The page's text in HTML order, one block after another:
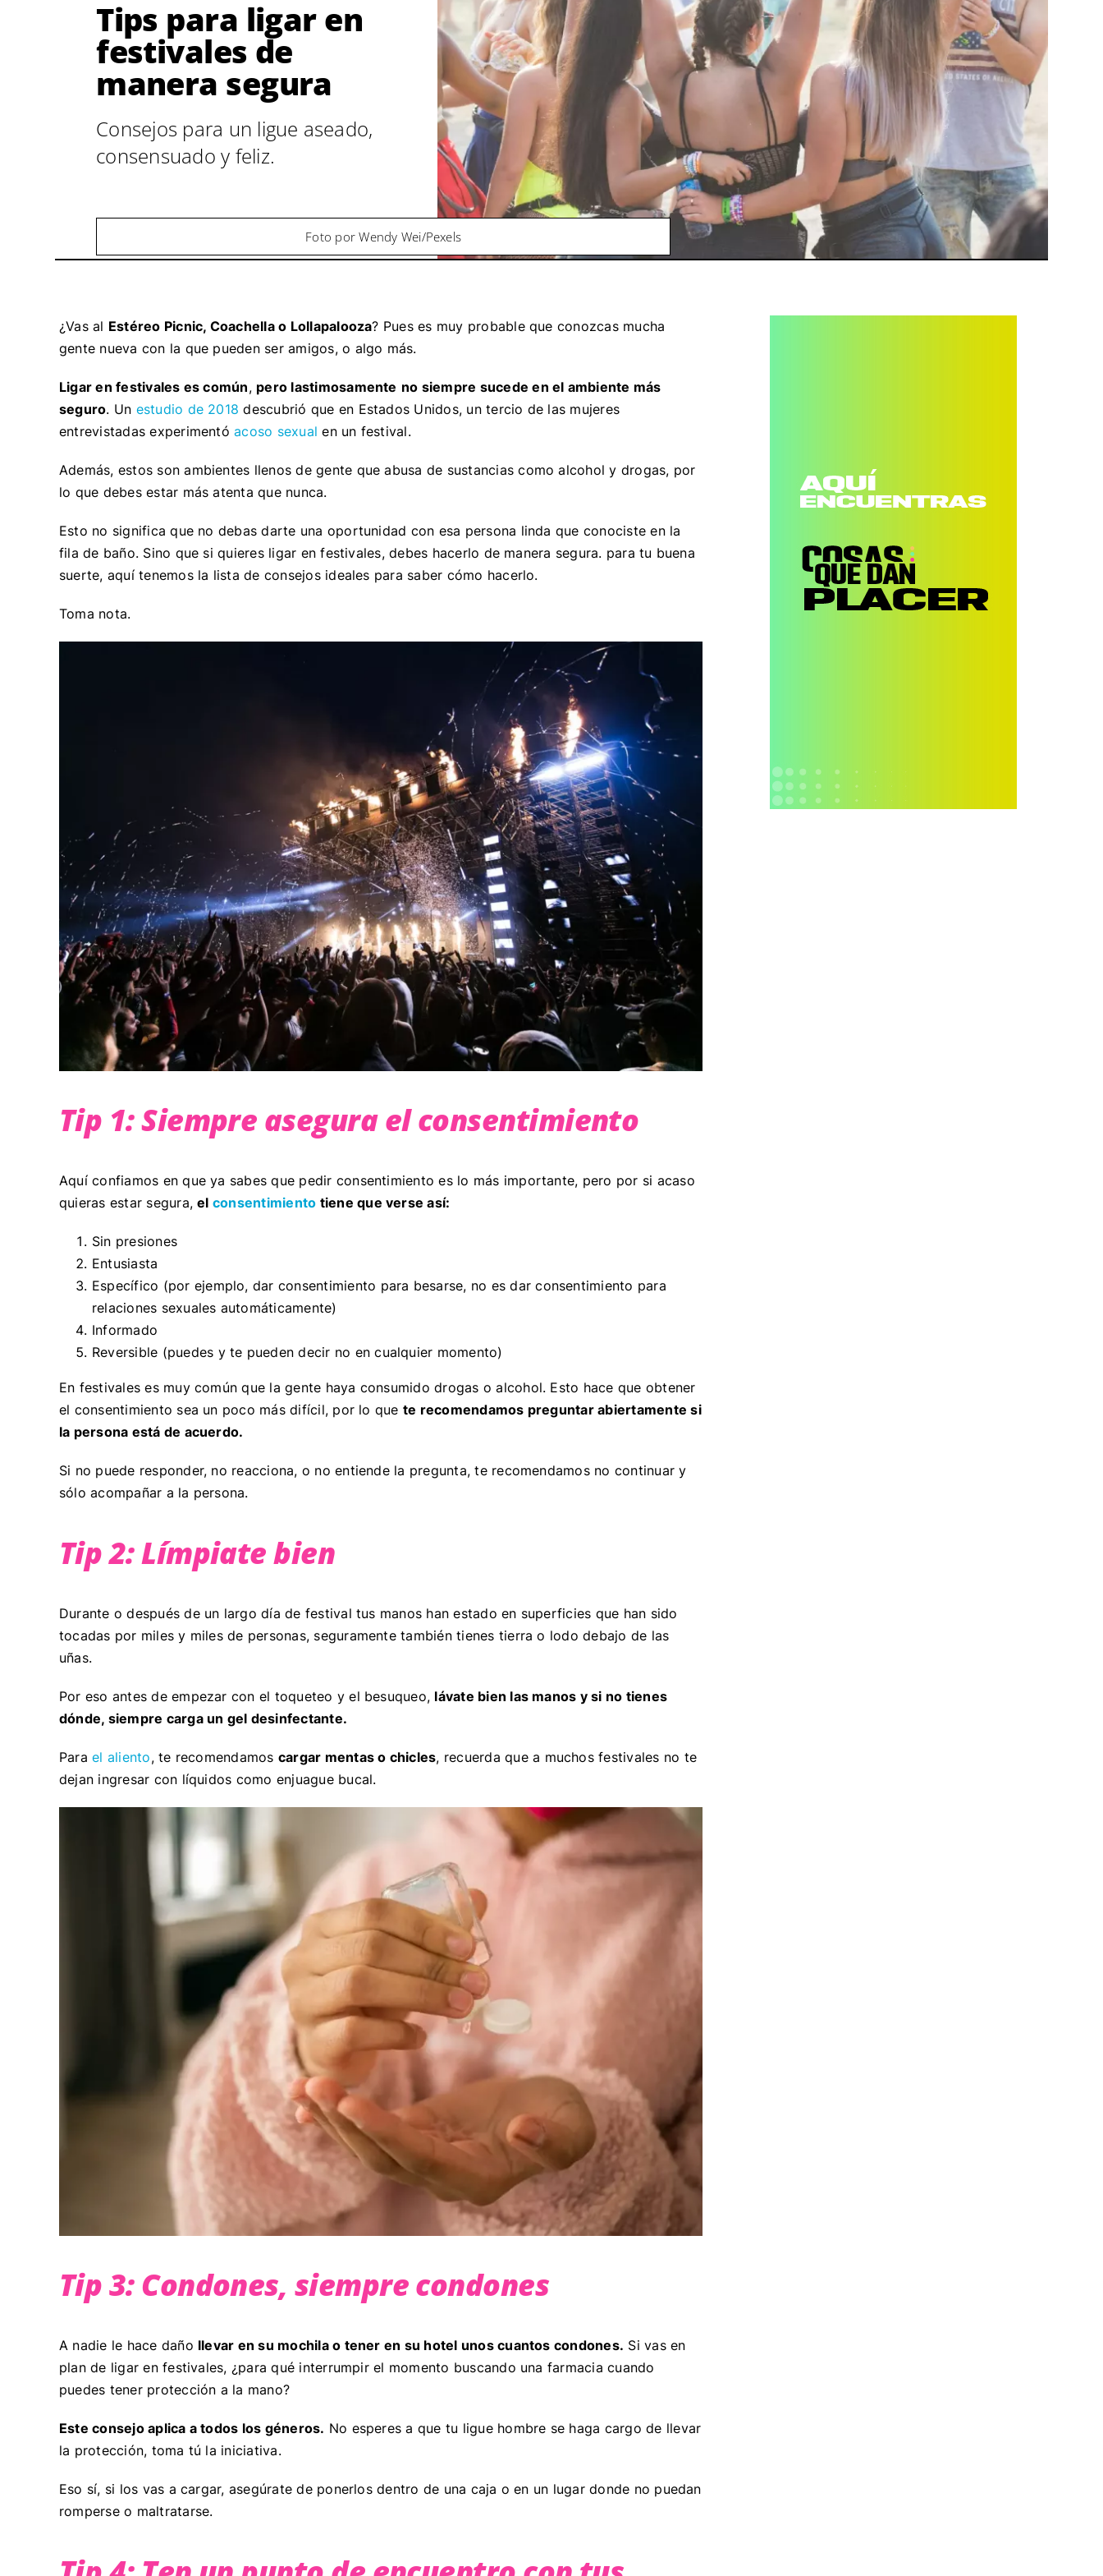
Tips para ligar en
festivales de
manera segura
Consejos para un ligue aseado,
consensuado y feliz.
Foto por Wendy Wei/Pexels
¿Vas al Estéreo Picnic, Coachella o Lollapalooza? Pues es muy probable que conozcas mucha
gente nueva con la que pueden ser amigos, o algo más.
Ligar en festivales es común, pero lastimosamente no siempre sucede en el ambiente más
seguro. Un estudio de 2018 descubrió que en Estados Unidos, un tercio de las mujeres
entrevistadas experimentóacoso sexual en un festival.
Además, estos son ambientes llenos de gente que abusa de sustancias como alcohol y drogas, por
lo que debes estar más atenta que nunca.
Esto no significa que no debas darte una oportunidad con esa persona linda que conociste en la
fila de baño. Sino que si quieres ligar en festivales, debes hacerlo de manera segura. para tu buena
suerte, aquí tenemos la lista de consejos ideales para saber cómo hacerlo.
Toma nota.
Tip 1: Siempre asegura el consentimiento
Aquí confiamos en que ya sabes que pedir consentimiento es lo más importante, pero por si acaso
quieras estar segura,el consentimiento tiene que verse así:
Sin presiones
Entusiasta
Específico (por ejemplo, dar consentimiento para besarse, no es dar consentimiento para
relaciones sexuales automáticamente)
Informado
Reversible (puedes y te pueden decir no en cualquier momento)
En festivales es muy común que la gente haya consumido drogas o alcohol. Esto hace que obtener
el consentimiento sea un poco más difícil, por lo que te recomendamos preguntar abiertamente si
la persona está de acuerdo.
Si no puede responder, no reacciona, o no entiende la pregunta, te recomendamos no continuar y
sólo acompañar a la persona.
Tip 2: Límpiate bien
Durante o después de un largo día de festival tus manos han estado en superficies que han sido
tocadas por miles y miles de personas, seguramente también tienes tierra o lodo debajo de las
uñas.
Por eso antes de empezar con el toqueteo y el besuqueo, lávate bien las manos y si no tienes
dónde, siempre carga un gel desinfectante.
Parael aliento, te recomendamos cargar mentas o chicles, recuerda que a muchos festivales no te
dejan ingresar con líquidos como enjuague bucal.
Tip 3: Condones, siempre condones
A nadie le hace daño llevar en su mochila o tener en su hotel unos cuantos condones. Si vas en
plan de ligar en festivales, ¿para qué interrumpir el momento buscando una farmacia cuando
puedes tener protección a la mano?
Este consejo aplica a todos los géneros. No esperes a que tu ligue hombre se haga cargo de llevar
la protección, toma tú la iniciativa.
Eso sí, si los vas a cargar, asegúrate de ponerlos dentro de una caja o en un lugar donde no puedan
romperse o maltratarse.